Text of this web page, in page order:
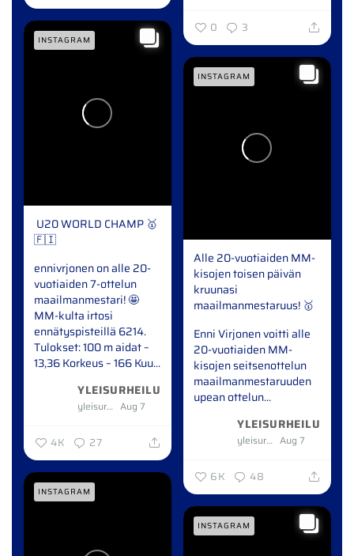
0 3
️ U20 WORLD CHAMP ️🥇
🇫🇮
ennivrjonen on alle 20-
vuotiaiden 7-ottelun
maailmanmestari! 🤩
MM-kulta irtosi
ennätyspisteillä 6214.
Tulokset:100 m aidat –
13,36Korkeus – 166Kuu...
YLEISURHEILU
yleisurheilu Aug 7
INSTAGRAM
4K 27
Alle 20-vuotiaiden MM-
kisojen toisen päivän
kruunasi
maailmanmestaruus! 🥇
Enni Virjonen voitti alle
20-vuotiaiden MM-
kisojen seitsenottelun
maailmanmestaruuden
upean ottelun...
YLEISURHEILU
yleisurheilu Aug 7
INSTAGRAM
6K 48
INSTAGRAM
INSTAGRAM